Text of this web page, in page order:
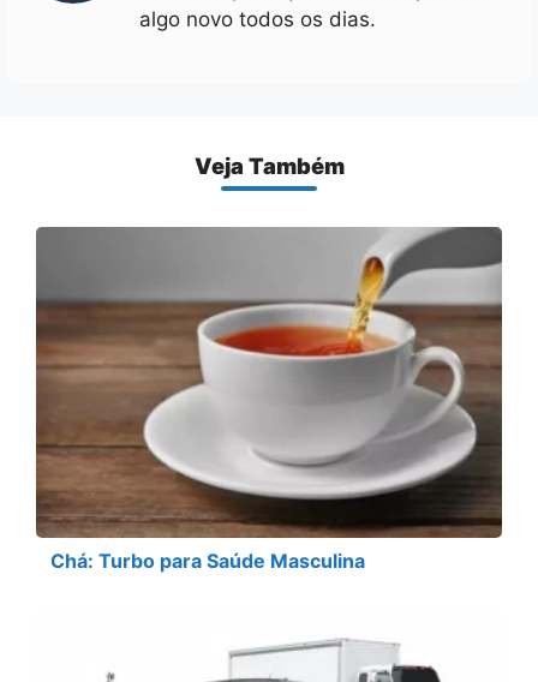
algo novo todos os dias.
Veja Também
Chá: Turbo para Saúde Masculina